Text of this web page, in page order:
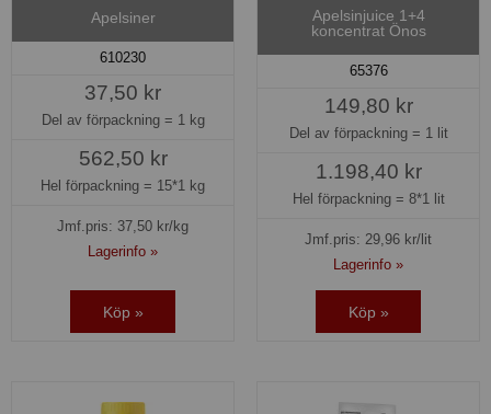
Apelsiner
610230
37,50 kr
Del av förpackning = 1 kg
562,50 kr
Hel förpackning = 15*1 kg
Jmf.pris: 37,50 kr/kg
Lagerinfo »
Köp »
Apelsinjuice 1+4
koncentrat Önos
65376
149,80 kr
Del av förpackning = 1 lit
1.198,40 kr
Hel förpackning = 8*1 lit
Jmf.pris: 29,96 kr/lit
Lagerinfo »
Köp »